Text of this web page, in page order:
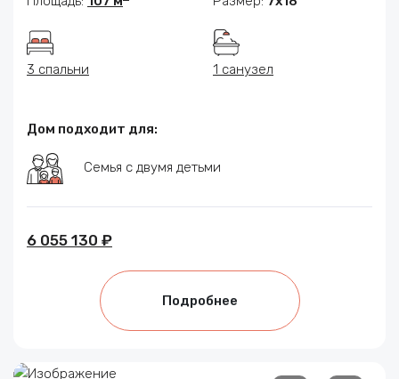
3 спальни 1 санузел
Дом подходит для:
Семья с двумя детьми
6 055 130 ₽
Подробнее